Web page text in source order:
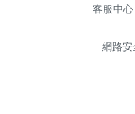
客服中心
網路安